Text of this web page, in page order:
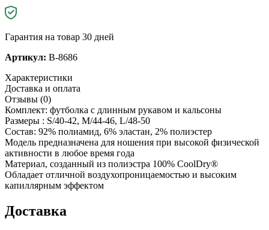
Гарантия на товар 30 дней
Артикул: B-8686
Характеристики
Доставка и оплата
Отзывы (0)
Комплект: футболка с длинным рукавом и кальсоны
Размеры : S/40-42, M/44-46, L/48-50
Состав: 92% полиамид, 6% эластан, 2% полиэстер
Модель предназначена для ношения при высокой физической
активности в любое время года
Материал, созданный из полиэстра 100% CoolDry®
Обладает отличной воздухопроницаемостью и высоким
капиллярным эффектом
Доставка